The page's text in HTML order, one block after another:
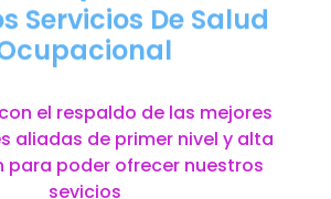
Servicios De Salud
el respaldo de las mejores
aliadas de primer nivel y alta
para poder ofrecer nuestros
sevicios